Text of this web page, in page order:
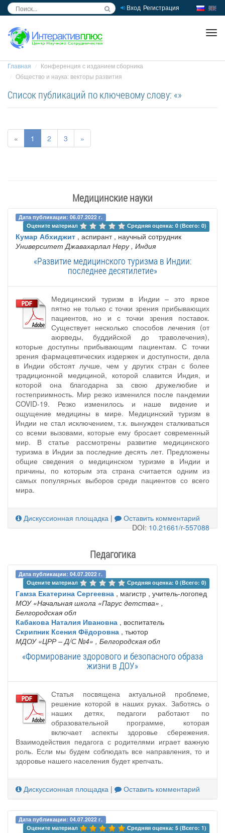
Вход Регистрация
Главная
Конференция с изданием сборника
Общество и наука: векторы развития
Список публикаций по ключевому слову: «»
« 1 2 3 »
Медицинские науки
Дата публикации: 06.07.2022 г.
Оцените материал
Средняя оценка: 0 (Всего: 0)
Кумар Абхиджит , аспирант , научный сотрудник
Университет Джавахарлал Неру , Индия
«Развитие медицинского туризма в Индии:
последнее десятилетие»
Медицинский туризм в Индии – это яркое
пятно не только с точки зрения прибывающих
пациентов, но и с точки зрения поставок.
Существует несколько способов лечения (от
аюрведы, буддийской до траволечения),
которые доступны прибывающим пациентам. С точки
зрения фармацевтических издержек и доступности, дела
в Индии обстоят лучше, чем у других стран с более
традиционной медициной, которой славится Индия, и
которой она благодарна за свою дружелюбие и
гостеприимность. Мир резко изменился после пандемии
COVID-19. Резко изменилось и наше видение и
ощущение медицины в мире. Медицинский туризм в
Индии не стал исключением, т.к. вынужден сталкиваться
со всеми вызовами, которые ему бросает современный
мир. В статье рассмотрены развитие медицинского
туризма в Индии за последние десять лет. Предложены
общие сведения о медицинском туризме в Индии и
причины, по которым эта страна считается одним из
самых популярных выборов среди пациентов со всего
мира.
Дискуссионная площадка |
Оставить комментарий
DOI:10.21661/r-557088
Педагогика
Дата публикации: 04.07.2022 г.
Оцените материал
Средняя оценка: 0 (Всего: 0)
Гамза Екатерина Сергеевна , магистр , учитель-логопед
МОУ «Начальная школа «Парус детства» ,
Белгородская обл
Кабакова Наталия Ивановна , воспитатель
Скрипник Ксения Фёдоровна , тьютор
МДОУ «ЦРР – Д/С №4» , Белгородская обл
«Формирование здорового и безопасного образа
жизни в ДОУ»
Статья посвящена актуальной проблеме,
решение которой в наших руках. Заботясь о
наших детях, педагоги работают по
образовательной программе, которая
включает аспекты здоровье сбережения.
Взаимодействия педагога с родителями играет важную
роль. Если мы будем соблюдать все направления, то и
здоровье нашего населения будет крепчать.
Дискуссионная площадка | Оставить комментарий
Дата публикации: 04.07.2022 г.
Оцените материал
Средняя оценка: 5 (Всего: 1)